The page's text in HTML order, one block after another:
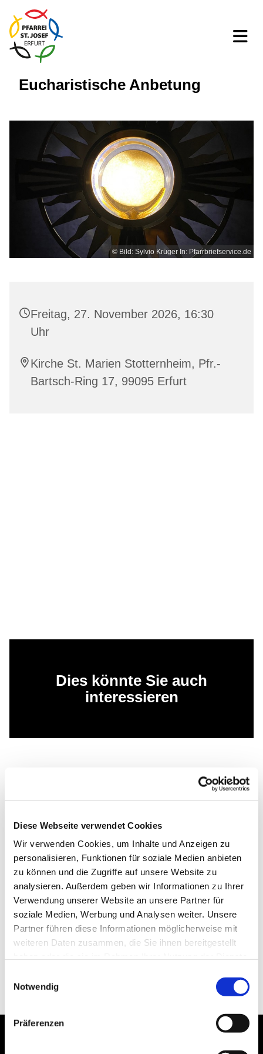
Diese Webseite verwendet Cookies
Wir verwenden Cookies, um Inhalte und Anzeigen zu
personalisieren, Funktionen für soziale Medien anbieten
zu können und die Zugriffe auf unsere Website zu
analysieren. Außerdem geben wir Informationen zu Ihrer
Verwendung unserer Website an unsere Partner für
soziale Medien, Werbung und Analysen weiter. Unsere
Partner führen diese Informationen möglicherweise mit
weiteren Daten zusammen, die Sie ihnen bereitgestellt
Notwendig
Präferenzen
Eucharistische Anbetung
© Bild: Sylvio Krüger In: Pfarrbriefservice.de
Freitag, 27. November 2026, 16:30
Uhr
Kirche St. Marien Stotternheim, Pfr.-
Bartsch-Ring 17, 99095 Erfurt
Dies könnte Sie auch
interessieren